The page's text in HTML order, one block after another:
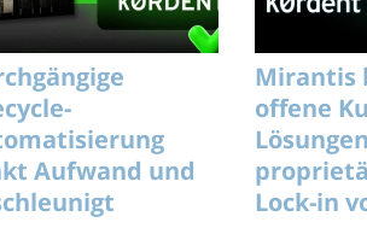
Aufwand und
Mirantis
offene
Lock-in